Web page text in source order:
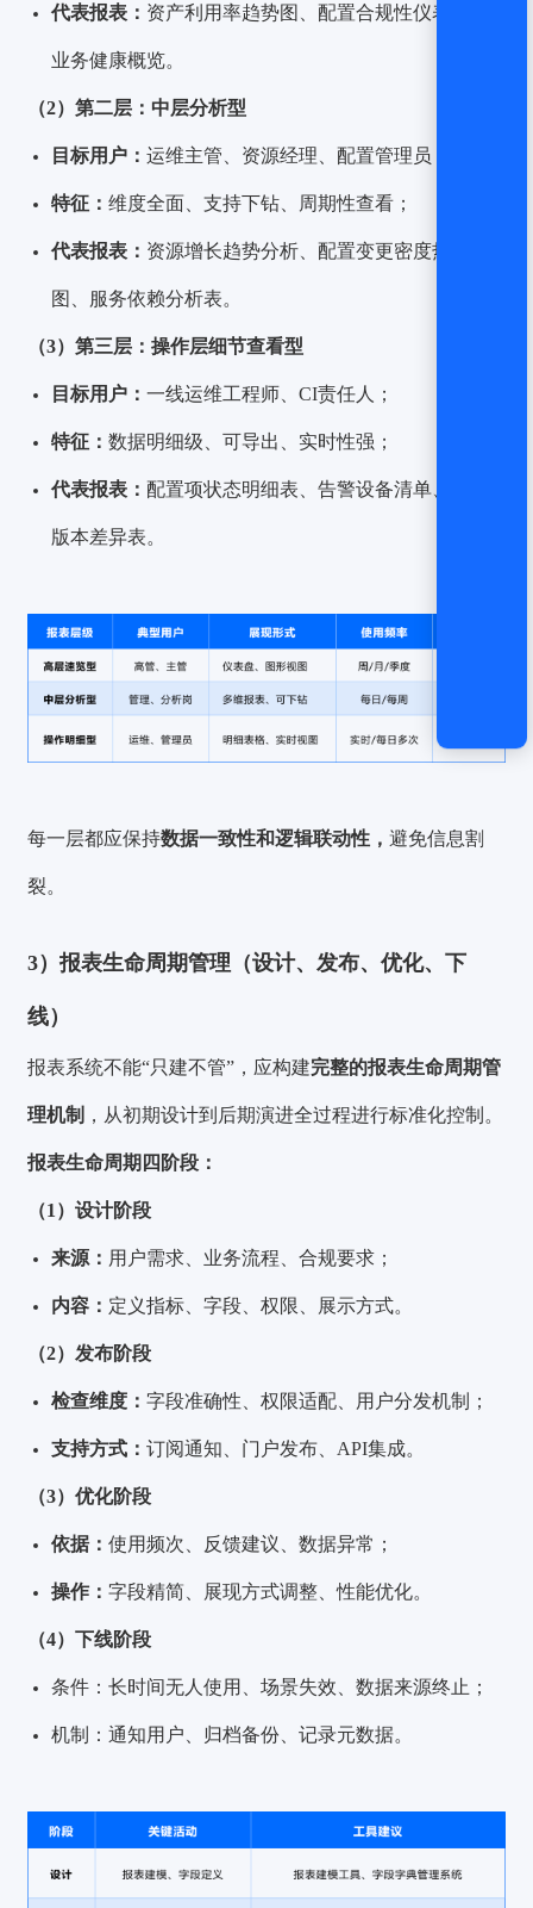
代表报表： 资产利用率趋势图、配置合规性仪表盘、
业务健康概览。
（2）第二层：中层分析型
目标用户：运维主管、资源经理、配置管理员；
特征：维度全面、支持下钻、周期性查看；
代表报表： 资源增长趋势分析、配置变更密度热力
图、服务依赖分析表。
（3）第三层：操作层细节查看型
目标用户：一线运维工程师、CI责任人；
特征：数据明细级、可导出、实时性强；
代表报表： 配置项状态明细表、告警设备清单、补丁
版本差异表。
每一层都应保持数据一致性和逻辑联动性，避免信息割
裂。
3）报表生命周期管理（设计、发布、优化、下
线）
报表系统不能“只建不管”，应构建完整的报表生命周期管
理机制 ，从初期设计到后期演进全过程进行标准化控制。
报表生命周期四阶段：
（1）设计阶段
来源： 用户需求、业务流程、合规要求；
内容： 定义指标、字段、权限、展示方式。
（2）发布阶段
检查维度：字段准确性、权限适配、用户分发机制；
支持方式：订阅通知、门户发布、API集成。
（3）优化阶段
依据：使用频次、反馈建议、数据异常；
操作：字段精简、展现方式调整、性能优化。
（4）下线阶段
条件：长时间无人使用、场景失效、数据来源终止；
机制：通知用户、归档备份、记录元数据。